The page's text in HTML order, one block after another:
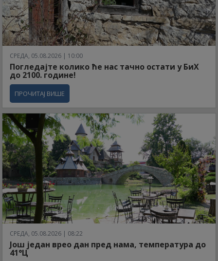
СРЕДА, 05.08.2026 | 10:00
Погледајте колико ће нас тачно остати у БиХ
до 2100. године!
ПРОЧИТАЈ ВИШЕ
СРЕДА, 05.08.2026 | 08:22
Још један врео дан пред нама, температура до
41°Ц